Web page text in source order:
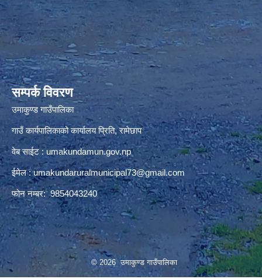
premium bootstrap themes
सम्पर्क विवरण
उमाकुण्ड गाउँपालिका
गाउँ कार्यपालिकाको कार्यालय प्रिति, रामेछाप
वेब साईट : umakundamun.gov.np
ईमेल :umakundaruralmunicipal73@gmail.com
फोन नम्बर: 9854043240
© 2026 उमाकुण्ड गाउँपालिका